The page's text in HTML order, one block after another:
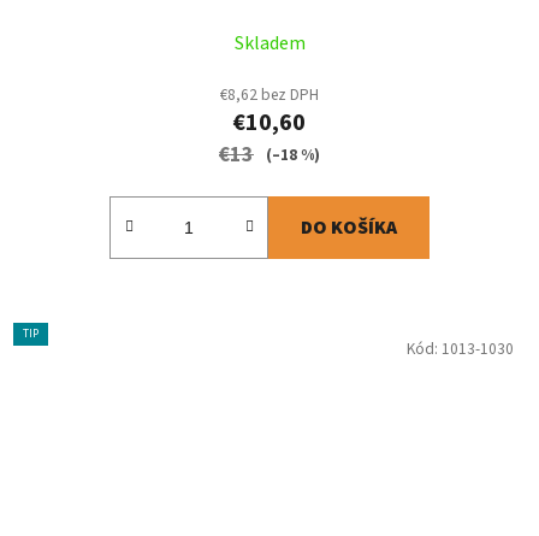
Skladem
€8,62 bez DPH
€10,60
€13 (–18 %)
DO KOŠÍKA
TIP
Kód: 1013-1030